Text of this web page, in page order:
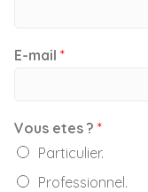
E-mail *
Vous etes ? *
Particulier.
Professionnel.